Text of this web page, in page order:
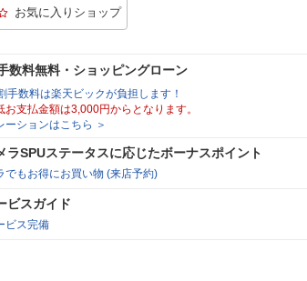
数料無料・ショッピングローン
手数料は楽天ビックが負担します！
支払金額は3,000円からとなります。
ーションはこちら ＞
ラSPUステータスに応じたボーナスポイント
でもお得にお買い物 (来店予約)
ビスガイド
ビス完備